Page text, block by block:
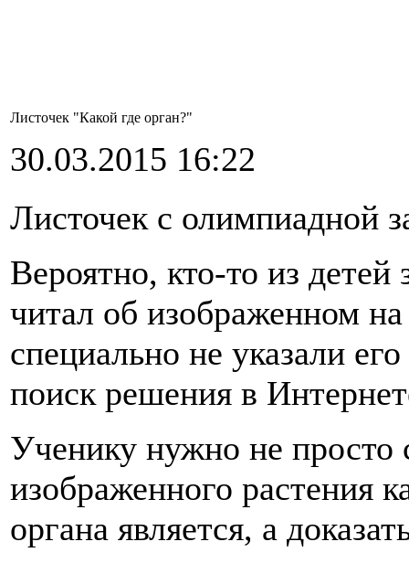
Листочек "Какой где орган?"
30.03.2015 16:22
Листочек с олимпиадной
Вероятно, кто-то из детей
читал об изображенном
специально не указали
поиск решения в
Ученику нужно не просто
изображенного растения
органа является, а